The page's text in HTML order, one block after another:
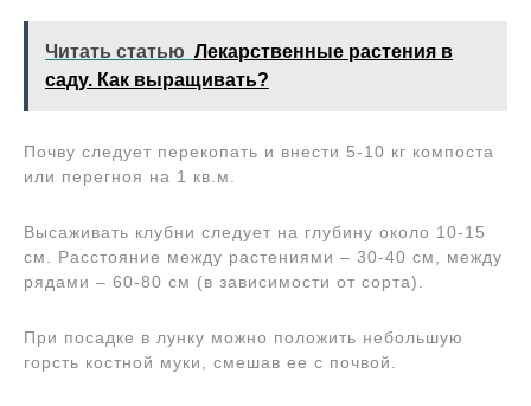
Читать статью Лекарственные растения в
саду. Как выращивать?
Почву следует перекопать и внести 5-10 кг компоста
или перегноя на 1 кв.м.
Высаживать клубни следует на глубину около 10-15
см. Расстояние между растениями – 30-40 см, между
рядами – 60-80 см (в зависимости от сорта).
При посадке в лунку можно положить небольшую
горсть костной муки, смешав ее с почвой.